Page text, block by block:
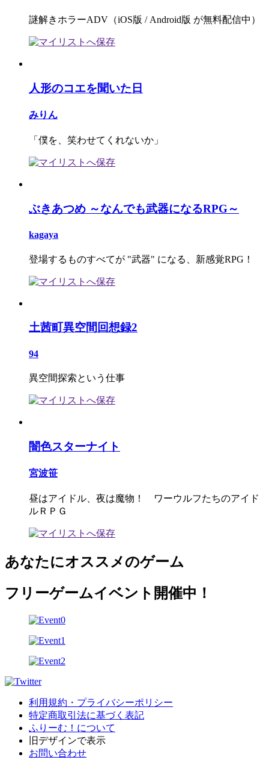
謎解きホラーADV（iOS版 / Android版 が無料配信中）
人形のコエを聞いた日
みりん
「僕を、笑わせてくれないか」
ぶきあつめ ～なんでも武器になるRPG～
kagaya
登場するものすべてが "武器" になる、新感覚RPG！
土茜町異空間回想録2
94
異空間探索という仕事
闇色スターナイト
宮波笹
昼はアイドル、夜は魔物！ ワーウルフたちのアイド
ルＲＰＧ
あなたにオススメのゲーム
フリーゲームイベント開催中！
利用規約・プライバシーポリシー
特定商取引法に基づく表記
ふりーむ！について
旧デザインで表示
お問い合わせ